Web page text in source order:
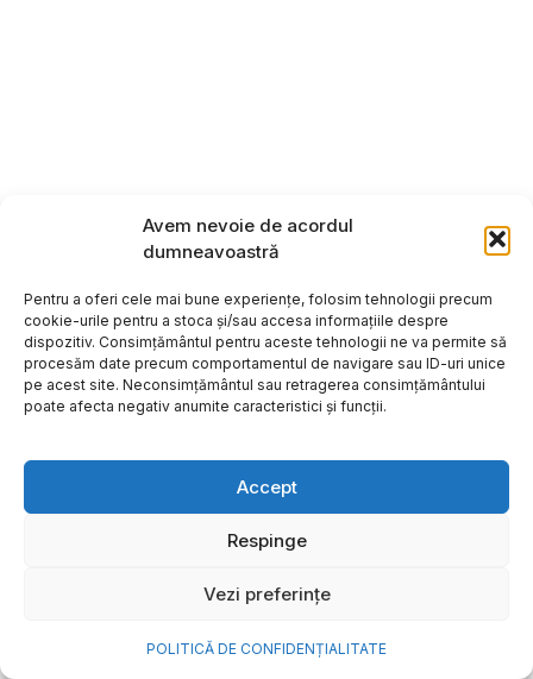
Avem nevoie de acordul
dumneavoastră
Pentru a oferi cele mai bune experiențe, folosim tehnologii precum
cookie-urile pentru a stoca și/sau accesa informațiile despre
dispozitiv. Consimțământul pentru aceste tehnologii ne va permite să
procesăm date precum comportamentul de navigare sau ID-uri unice
pe acest site. Neconsimțământul sau retragerea consimțământului
poate afecta negativ anumite caracteristici și funcții.
Accept
Respinge
Vezi preferințe
POLITICĂ DE CONFIDENȚIALITATE